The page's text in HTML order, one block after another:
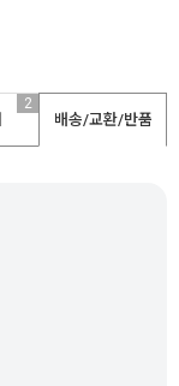
2
배송/교환/반품